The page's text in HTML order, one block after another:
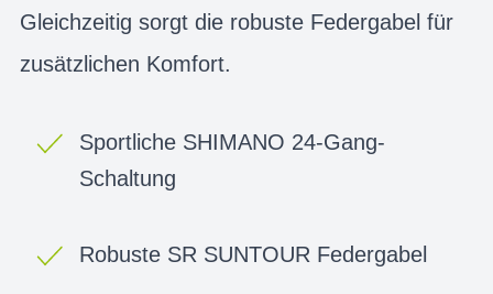
Gleichzeitig sorgt die robuste Federgabel für
zusätzlichen Komfort.
Sportliche SHIMANO 24-Gang-
Schaltung
Robuste SR SUNTOUR Federgabel